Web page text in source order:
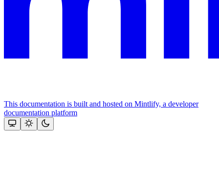
This documentation is built and hosted on Mintlify, a developer
documentation platform